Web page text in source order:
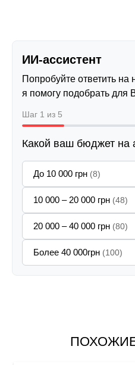
ИИ-ассистент
Попробуйте ответить
я помогу подобрать для
Шаг 1 из 5
Какой ваш бюджет на
До 10 000 грн (8)
10 000 – 20 000 грн (48)
20 000 – 40 000 грн (80)
Более 40 000грн (100)